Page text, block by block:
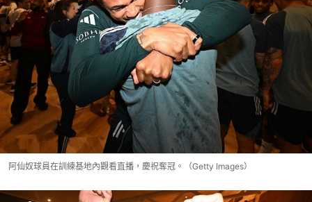
阿仙奴球員在訓練基地內觀看直播，慶祝奪冠。（Getty Images）